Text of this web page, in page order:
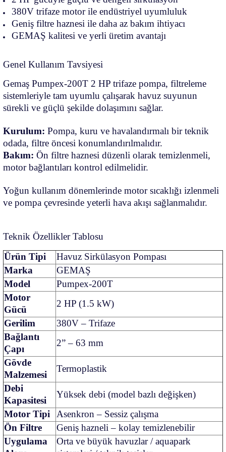
380V trifaze motor ile endüstriyel uyumluluk
Geniş filtre haznesi ile daha az bakım ihtiyacı
GEMAŞ kalitesi ve yerli üretim avantajı
Genel Kullanım Tavsiyesi
Gemaş Pumpex-200T 2 HP trifaze pompa, filtreleme
sistemleriyle tam uyumlu çalışarak havuz suyunun
sürekli ve güçlü şekilde dolaşımını sağlar.
Kurulum: Pompa, kuru ve havalandırmalı bir teknik
odada, filtre öncesi konumlandırılmalıdır.
Bakım: Ön filtre haznesi düzenli olarak temizlenmeli,
motor bağlantıları kontrol edilmelidir.
Yoğun kullanım dönemlerinde motor sıcaklığı izlenmeli
ve pompa çevresinde yeterli hava akışı sağlanmalıdır.
Teknik Özellikler Tablosu
Ürün Tipi
Havuz Sirkülasyon Pompası
Marka
GEMAŞ
Model
Pumpex-200T
Motor
Gücü
2 HP (1.5 kW)
Gerilim
380V – Trifaze
Bağlantı
Çapı
2” – 63 mm
Gövde
Malzemesi
Termoplastik
Debi
Kapasitesi
Yüksek debi (model bazlı değişken)
Motor Tipi
Asenkron – Sessiz çalışma
Ön Filtre
Geniş hazneli – kolay temizlenebilir
Uygulama
Orta ve büyük havuzlar / aquapark